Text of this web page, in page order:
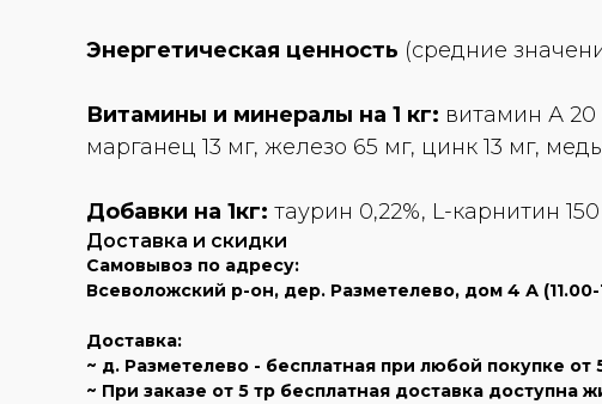
Энергетическая ценность (средние
Витамины и минералы на 1 кг: витамин А 20
марганец 13 мг, железо 65 мг, цинк 13 мг,
Добавки на 1кг: таурин 0,22%, L-карнитин
Доставка и скидки
Самовывоз по адресу:
Всеволожский р-он, дер. Разметелево, дом 4 А (11.00-
Доставка:
~ д. Разметелево - бесплатная при любой покупке от
~ При заказе от 5 тр бесплатная доставка